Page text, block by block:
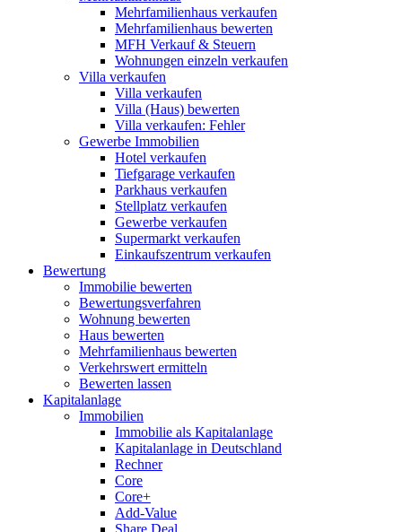
Mehrfamilienhaus verkaufen
Mehrfamilienhaus bewerten
MFH Verkauf & Steuern
Wohnungen einzeln verkaufen
Villa verkaufen
Villa verkaufen
Villa (Haus) bewerten
Villa verkaufen: Fehler
Gewerbe Immobilien
Hotel verkaufen
Tiefgarage verkaufen
Parkhaus verkaufen
Stellplatz verkaufen
Gewerbe verkaufen
Supermarkt verkaufen
Einkaufszentrum verkaufen
Bewertung
Immobilie bewerten
Bewertungsverfahren
Wohnung bewerten
Haus bewerten
Mehrfamilienhaus bewerten
Verkehrswert ermitteln
Bewerten lassen
Kapitalanlage
Immobilien
Immobilie als Kapitalanlage
Kapitalanlage in Deutschland
Rechner
Core
Core+
Add-Value
Share Deal